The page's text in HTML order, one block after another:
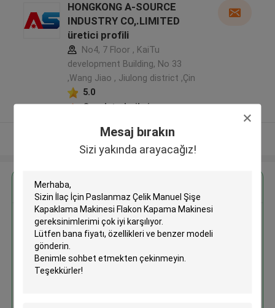
Mesaj bırakın
Sizi yakında arayacağız!
HONGKONG A-SOURCE
INDUSTRY CO,.LIMITED
üretici profili
No4, 7 Floor , KaiTu
development Building, No 33
,Wang Jiao , Jiulong district ,Çin
5.0
Onaylı tedarikçi
Daha fazla göster
İlaç İçin Paslanmaz Çelik Manuel
Şişe Kapaklama Makinesi Flakon